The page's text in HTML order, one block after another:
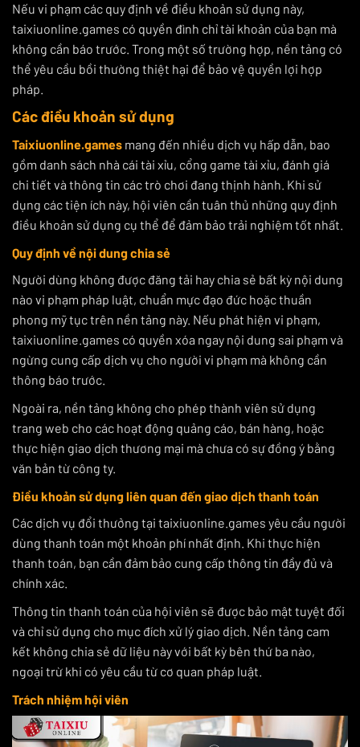
Nếu vi phạm các quy định về điều khoản sử dụng này,
taixiuonline.games có quyền đình chỉ tài khoản của bạn mà
không cần báo trước. Trong một số trường hợp, nền tảng có
thể yêu cầu bồi thường thiệt hại để bảo vệ quyền lợi hợp
pháp.
Các điều khoản sử dụng
Taixiuonline.games mang đến nhiều dịch vụ hấp dẫn, bao
gồm danh sách nhà cái tài xỉu, cổng game tài xỉu, đánh giá
chi tiết và thông tin các trò chơi đang thịnh hành. Khi sử
dụng các tiện ích này, hội viên cần tuân thủ những quy định
điều khoản sử dụng cụ thể để đảm bảo trải nghiệm tốt nhất.
Quy định về nội dung chia sẻ
Người dùng không được đăng tải hay chia sẻ bất kỳ nội dung
nào vi phạm pháp luật, chuẩn mực đạo đức hoặc thuần
phong mỹ tục trên nền tảng này. Nếu phát hiện vi phạm,
taixiuonline.games có quyền xóa ngay nội dung sai phạm và
ngừng cung cấp dịch vụ cho người vi phạm mà không cần
thông báo trước.
Ngoài ra, nền tảng không cho phép thành viên sử dụng
trang web cho các hoạt động quảng cáo, bán hàng, hoặc
thực hiện giao dịch thương mại mà chưa có sự đồng ý bằng
văn bản từ công ty.
Điều khoản sử dụng liên quan đến giao dịch thanh toán
Các dịch vụ đổi thưởng tại taixiuonline.games yêu cầu người
dùng thanh toán một khoản phí nhất định. Khi thực hiện
thanh toán, bạn cần đảm bảo cung cấp thông tin đầy đủ và
chính xác.
Thông tin thanh toán của hội viên sẽ được bảo mật tuyệt đối
và chỉ sử dụng cho mục đích xử lý giao dịch. Nền tảng cam
kết không chia sẻ dữ liệu này với bất kỳ bên thứ ba nào,
ngoại trừ khi có yêu cầu từ cơ quan pháp luật.
Trách nhiệm hội viên